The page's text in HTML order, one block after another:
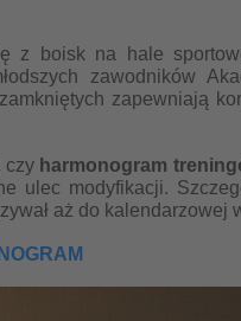
z boisk na hale
zawodników
zapewniają
czy harmonogram
ulec modyfikacji.
aż do kalendarzowej